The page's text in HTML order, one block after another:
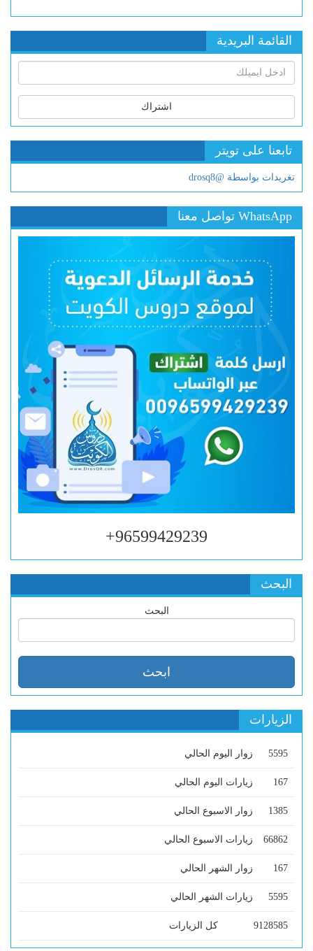
القائمة البريدية
اشتراك
تابعنا على تويتر
تغريدات بواسطة @drosq8
WhatsApp تواصل معنا
96599429239+
البحث
البحث
الزيارات
5595 زوار اليوم الحالي
167 زيارات اليوم الحالي
1385 زوار الاسبوع الحالي
66862 زيارات الاسبوع الحالي
167 زوار الشهر الحالي
5595 زيارات الشهر الحالي
9128585 كل الزيارات